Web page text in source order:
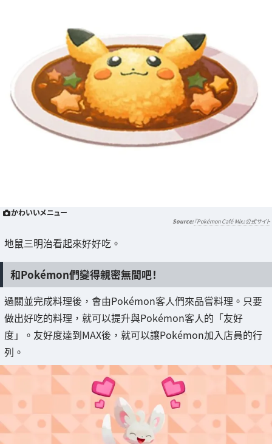
かわいいメニュー
『Pokémon Café Mix』公式サイト
地鼠三明治看起來好好吃。
和Pokémon們變得親密無間吧！
過關並完成料理後，會由Pokémon客人們來品嘗料理。只要
做出好吃的料理，就可以提升與Pokémon客人的「友好
度」。友好度達到MAX後，就可以讓Pokémon加入店員的行
列。